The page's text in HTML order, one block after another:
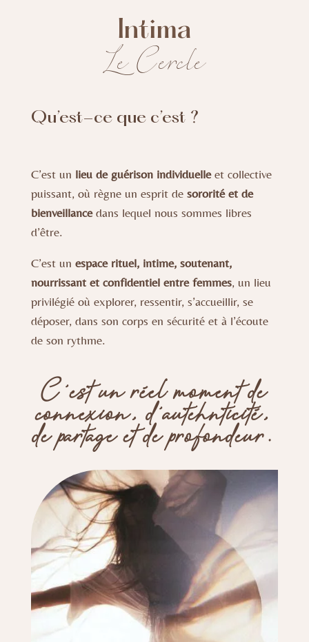
Intima
Le Cercle
Qu’est-ce que c’est ?
C’est un lieu de guérison individuelleet collective
puissant, où règne un esprit de sororité et de
bienveillancedans lequel nous sommes libres
d’être.
C’est un espace rituel, intime, soutenant,
nourrissant et confidentiel entre femmes, un lieu
privilégié où explorer, ressentir, s’accueillir, se
déposer, dans son corps en sécurité et à l’écoute
de son rythme.
C’est un réel moment de
connexion, d’autehnticité,
de partage et de profondeur.